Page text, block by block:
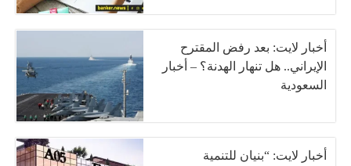
أخبار لايت: بعد رفض المقترح
الإيراني.. هل تنهار الهدنة؟ – أخبار
السعودية
أخبار لايت: “بنيان للتنمية